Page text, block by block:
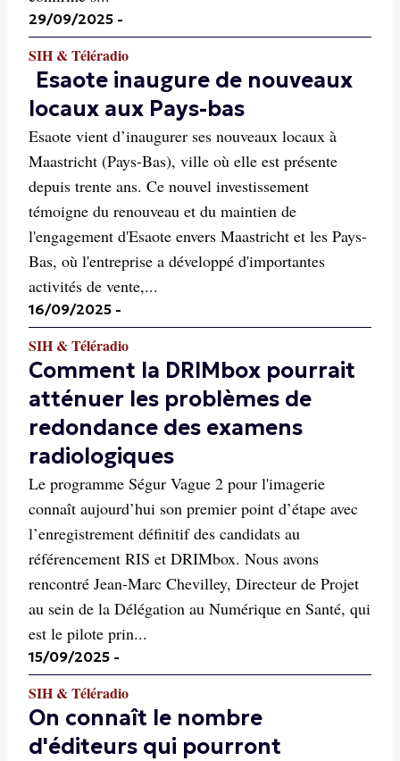
29/09/2025 -
SIH & Téléradio
Esaote inaugure de nouveaux
locaux aux Pays-bas
Esaote vient d’inaugurer ses nouveaux locaux à
Maastricht (Pays-Bas), ville où elle est présente
depuis trente ans. Ce nouvel investissement
témoigne du renouveau et du maintien de
l'engagement d'Esaote envers Maastricht et les Pays-
Bas, où l'entreprise a développé d'importantes
activités de vente,...
16/09/2025 -
SIH & Téléradio
Comment la DRIMbox pourrait
atténuer les problèmes de
redondance des examens
radiologiques
Le programme Ségur Vague 2 pour l'imagerie
connaît aujourd’hui son premier point d’étape avec
l’enregistrement définitif des candidats au
référencement RIS et DRIMbox. Nous avons
rencontré Jean-Marc Chevilley, Directeur de Projet
au sein de la Délégation au Numérique en Santé, qui
est le pilote prin...
15/09/2025 -
SIH & Téléradio
On connaît le nombre
d'éditeurs qui pourront